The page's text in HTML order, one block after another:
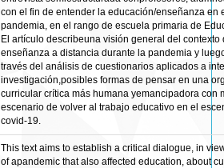
con el fin de entender la educación/enseñanza en
pandemia, en el rango de escuela primaria de
El artículo describeuna visión general del contexto
enseñanza a distancia durante la pandemia y
través del análisis de cuestionarios aplicados a
investigación,posibles formas de pensar en una
curricular crítica más humana yemancipadora con
escenario de volver al trabajo educativo en el
covid-19.
This text aims to establish a critical dialogue, in
of apandemic that also affected education, about